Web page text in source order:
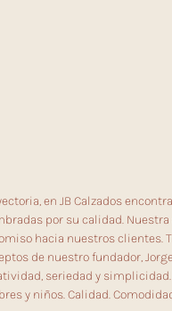
en JB Calzados
por su calidad.
hacia nuestros clientes.
de nuestro fundador,
seriedad y
y niños. Calidad.